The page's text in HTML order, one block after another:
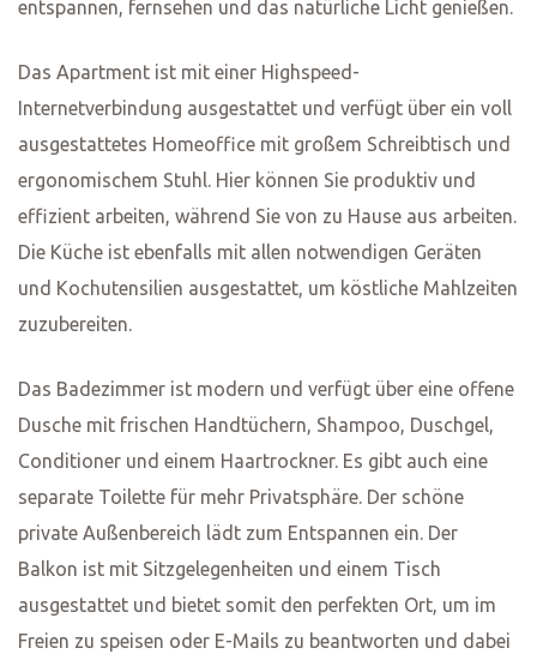
Sicherheit
Conditioner
Bücher
Videospiele
Verbesserte Reinigungspraktiken
Reinigung
Kontaktlose Ein-/Auschecken
Outdoor-Möbel